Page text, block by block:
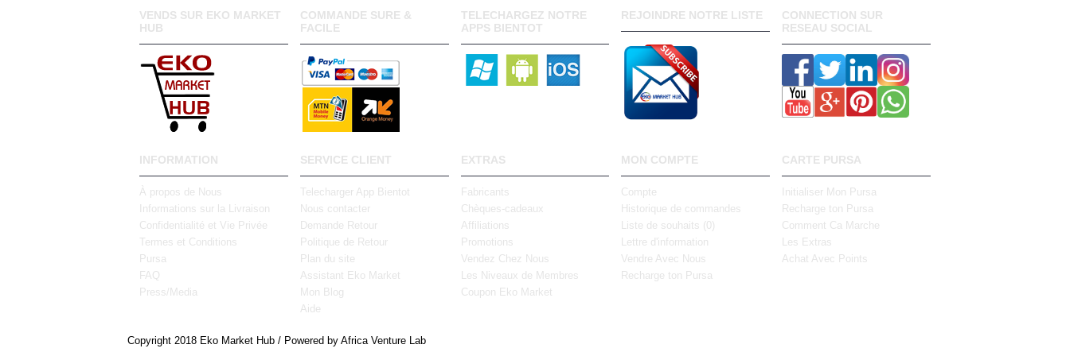
VENDS SUR EKO MARKET
HUB
COMMANDE SURE &
FACILE
TELECHARGEZ NOTRE
APPS BIENTOT
REJOINDRE NOTRE LISTE
CONNECTION SUR
RESEAU SOCIAL
INFORMATION
À propos de Nous
Informations sur la Livraison
Confidentialité et Vie Privée
Termes et Conditions
Pursa
FAQ
Press/Media
SERVICE CLIENT
Telecharger App Bientot
Nous contacter
Demande Retour
Politique de Retour
Plan du site
Assistant Eko Market
Mon Blog
Aide
EXTRAS
Fabricants
Chèques-cadeaux
Affiliations
Promotions
Vendez Chez Nous
Les Niveaux de Membres
Coupon Eko Market
MON COMPTE
Compte
Historique de commandes
Liste de souhaits ( 0 )
Lettre d'information
Vendre Avec Nous
Recharge ton Pursa
CARTE PURSA
Initialiser Mon Pursa
Recharge ton Pursa
Comment Ca Marche
Les Extras
Achat Avec Points
Copyright 2018 Eko Market Hub / Powered by Africa Venture Lab